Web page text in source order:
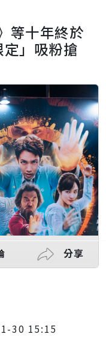
等十年終於
」吸粉搶
分享
30 15:15